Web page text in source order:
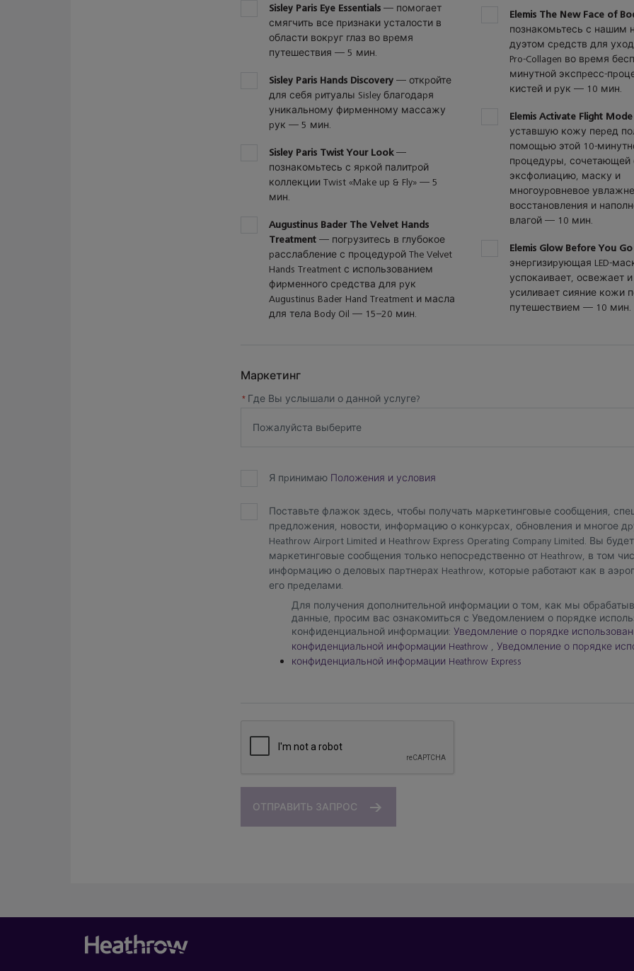
1
of
7
Sisley Paris Eye Essentials — помогает
смягчить все признаки усталости в
области вокруг глаз во время
путешествия — 5 мин.
2
of
7
Sisley Paris Hands Discovery — откройте
для себя ритуалы Sisley благодаря
уникальному фирменному массажу
рук — 5 мин.
3
of
7
Sisley Paris Twist Your Look—
познакомьтесь с яркой палитрой
коллекции Twist «Make up & Fly» — 5
мин.
4
of
7
Augustinus Bader The Velvet Hands
Treatment — погрузитесь в глубокое
расслабление с процедурой The Velvet
Hands Treatment с использованием
фирменного средства для рук
Augustinus Bader Hand Treatment и масла
для тела Body Oil — 15–20 мин.
5
of
7
Elemis The New Face of
познакомьтесь с нашим
дуэтом средств для
Pro-Collagen во время
минутной экспресс-
кистей и рук — 10 мин.
6
of
7
Elemis Activate Flight Mode
уставшую кожу перед
помощью этой 10-
процедуры, сочетающей
эксфолиацию, маску и
многоуровневое
восстановления и
влагой — 10 мин.
7
of
7
Elemis Glow Before You Go
энергизирующая LED-
успокаивает, освежает
усиливает сияние кожи
путешествием — 10 мин.
Маркетинг
* Где Вы услышали о данной услуге?
Пожалуйста выберите
Я принимаю Положения и условия
Поставьте флажок здесь, чтобы получать маркетинговые сообщения,
предложения, новости, информацию о конкурсах, обновления и многое
Heathrow Airport Limited и Heathrow Express Operating Company Limited. Вы
маркетинговые сообщения только непосредственно от Heathrow, в том
информацию о деловых партнерах Heathrow, которые работают как в
его пределами.
Для получения дополнительной информации о том, как мы
данные, просим вас ознакомиться с Уведомлением о порядке
конфиденциальной информации: Уведомление о порядке
конфиденциальной информации Heathrow , Уведомление о порядке
конфиденциальной информации Heathrow Express
ОТПРАВИТЬ ЗАПРОС